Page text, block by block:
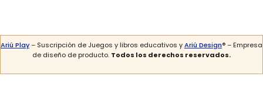
Ariú Play– Suscripción de Juegos y libros educativos yAriú Design® – Empresa
de diseño de producto. Todos los derechos reservados.